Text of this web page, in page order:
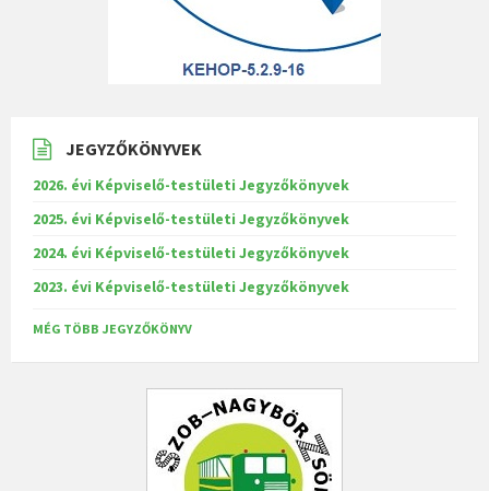
JEGYZŐKÖNYVEK
2026. évi Képviselő-testületi Jegyzőkönyvek
2025. évi Képviselő-testületi Jegyzőkönyvek
2024. évi Képviselő-testületi Jegyzőkönyvek
2023. évi Képviselő-testületi Jegyzőkönyvek
MÉG TÖBB JEGYZŐKÖNYV